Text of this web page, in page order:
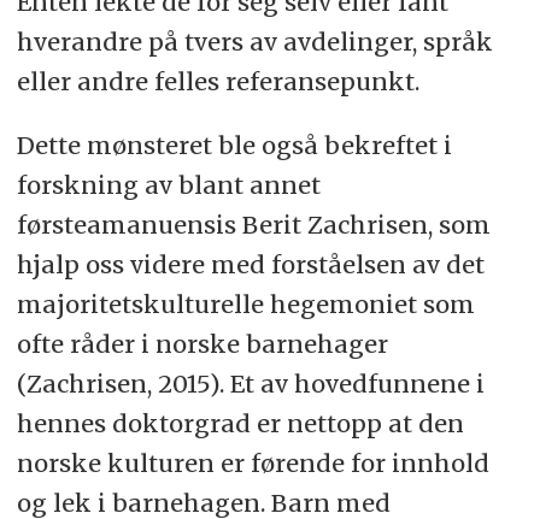
hverandre på tvers av avdelinger, språk
eller andre felles referansepunkt.
Dette mønsteret ble også bekreftet i
forskning av blant annet
førsteamanuensis Berit Zachrisen, som
hjalp oss videre med forståelsen av det
majoritetskulturelle hegemoniet som
ofte råder i norske barnehager
(Zachrisen, 2015). Et av hovedfunnene i
hennes doktorgrad er nettopp at den
norske kulturen er førende for innhold
og lek i barnehagen. Barn med